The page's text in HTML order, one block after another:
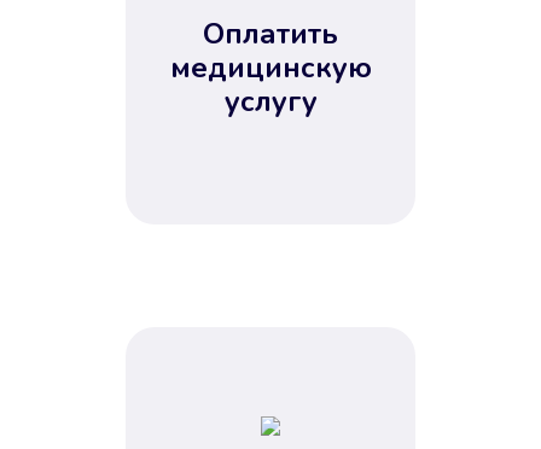
Оплатить
медицинскую
услугу